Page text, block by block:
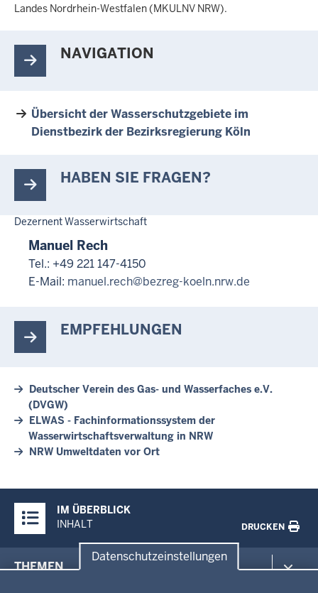
Datenschutzeinstellungen
Landes Nordrhein-Westfalen (MKULNV NRW).
NAVIGATION
Übersicht der Wasserschutzgebiete im
Dienstbezirk der Bezirksregierung Köln
HABEN SIE FRAGEN?
Dezernent Wasserwirtschaft
Manuel Rech
Tel.: +49 221 147-4150
E-Mail: manuel.rech@bezreg-koeln.nrw.de
EMPFEHLUNGEN
Deutscher Verein des Gas- und Wasserfaches e.V.
(DVGW)
ELWAS - Fachinformationssystem der
Wasserwirtschaftsverwaltung in NRW
NRW Umweltdaten vor Ort
Inhalte
IM ÜBERBLICK
INHALT
DRUCKEN
in
THEMEN